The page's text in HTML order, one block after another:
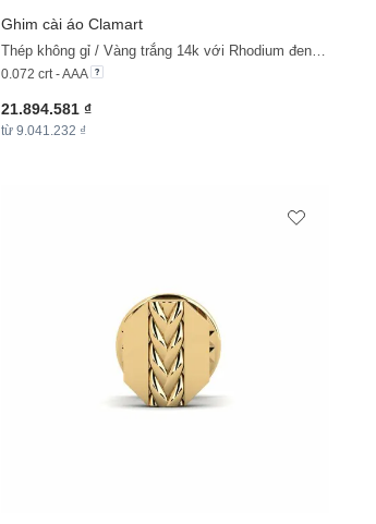
+11
Ghim cài áo Clamart
0.072 crt - AAA
21.894.581 ₫
từ 9.041.232 ₫